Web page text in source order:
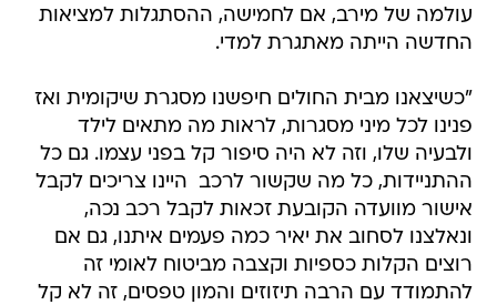
עולמה של מירב, אם לחמישה, ההסתגלות למציאות
החדשה הייתה מאתגרת למדי.
"כשיצאנו מבית החולים חיפשנו מסגרת שיקומית ואז
פנינו לכל מיני מסגרות, לראות מה מתאים לילד
ולבעיה שלו, וזה לא היה סיפור קל בפני עצמו. גם כל
ההתניידות, כל מה שקשור לרכב  היינו צריכים לקבל
אישור מוועדה הקובעת זכאות לקבל רכב נכה,
ונאלצנו לסחוב את יאיר כמה פעמים איתנו, גם אם
רוצים הקלות כספיות וקצבה מביטוח לאומי זה
להתמודד עם הרבה תיזוזים והמון טפסים, זה לא קל